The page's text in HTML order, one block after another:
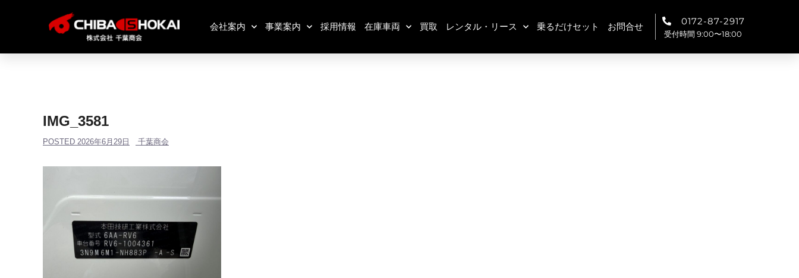
会社案内 事業案内 採用情報 在庫車両 買取 レンタル・リース 乗るだけセット お問合せ 0172-87-2917
受付時間 9:00〜18:00
IMG_3581
POSTED 2026年6月29日 千葉商会